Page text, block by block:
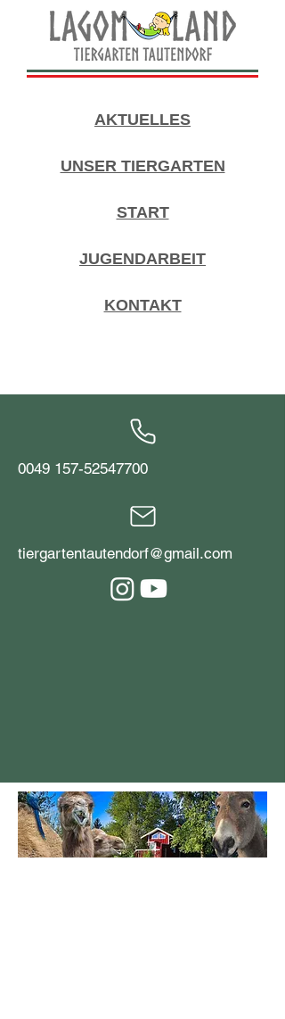
AKTUELLES
UNSER TIERGARTEN
START
JUGENDARBEIT
KONTAKT
0049 157-52547700
tiergartentautendorf@gmail.com